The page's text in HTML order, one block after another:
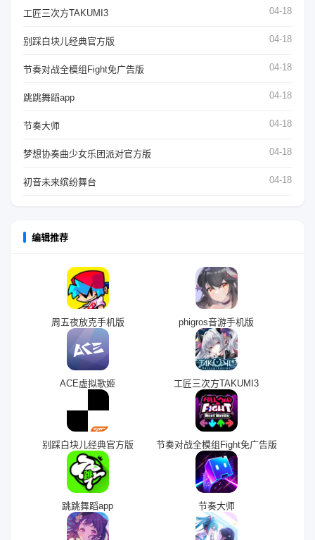
工匠三次方TAKUMI3 04-18
别踩白块儿经典官方版 04-18
节奏对战全模组Fight免广告版 04-18
跳跳舞蹈app 04-18
节奏大师 04-18
梦想协奏曲少女乐团派对官方版 04-18
初音未来缤纷舞台 04-18
编辑推荐
周五夜放克手机版 phigros音游手机版
ACE虚拟歌姬 工匠三次方TAKUMI3
别踩白块儿经典官方版 节奏对战全模组Fight免广告版
跳跳舞蹈app 节奏大师